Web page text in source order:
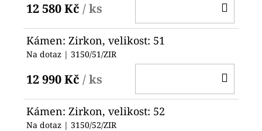
12 580 Kč / ks
Kámen: Zirkon, velikost: 51
Na dotaz | 3150/51/ZIR
12 990 Kč / ks
Kámen: Zirkon, velikost: 52
Na dotaz | 3150/52/ZIR